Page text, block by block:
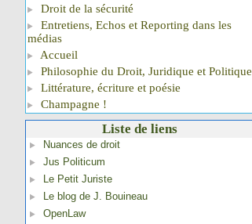
Droit de la sécurité
Entretiens, Echos et Reporting dans les
médias
Accueil
Philosophie du Droit, Juridique et Politique
Littérature, écriture et poésie
Champagne !
Liste de liens
Nuances de droit
Jus Politicum
Le Petit Juriste
Le blog de J. Bouineau
OpenLaw